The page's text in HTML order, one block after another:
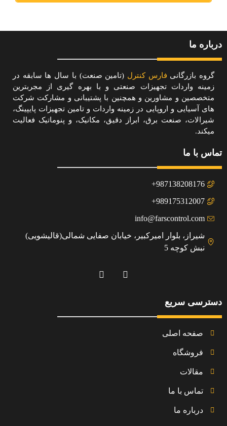
درباره ما
گروه بازرگانی فارس کنترل (تامین صنعت) با سال ها سابقه در
زمینه واردات تجهیزات صنعتی و با بهره گیری از مجربترین
متخصصین و مشاورین و همچنین با پشتیبانی و مشارکت شرکت
های آسیایی و اروپایی در زمینه واردات و تامین تجهیزات پایپینگ،
شیرالات، صنعت برق، ابراز دقیق، مکانیک، و پنوماتیک فعالیت
میکند.
تماس با ما
987138208176+
989175312007+
info@farscontrol.com
شیراز، بلوار امیرکبیر، خیابان صفایی شمالی(قالیشویی)
نبش کوچه 5
دسترسی سریع
صفحه اصلی
فروشگاه
مقالات
تماس با ما
درباره ما